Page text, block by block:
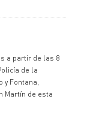
a partir de las 8
de la
y Fontana,
Martín de esta